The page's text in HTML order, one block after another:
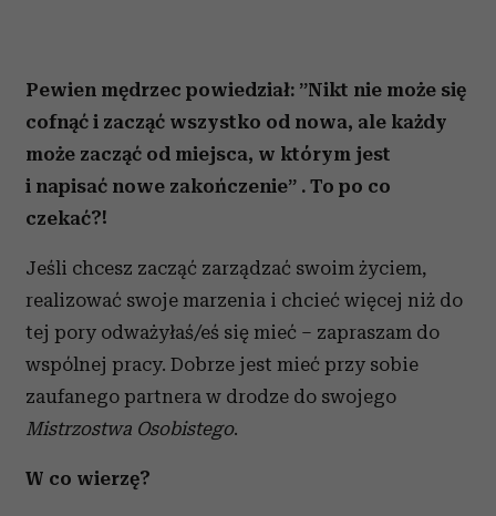
Pewien mędrzec powiedział: ”Nikt nie może się
cofnąć i zacząć wszystko od nowa, ale każdy
może zacząć od miejsca, w którym jest
i napisać nowe zakończenie” . To po co
czekać?!
Jeśli chcesz zacząć zarządzać swoim życiem,
realizować swoje marzenia i chcieć więcej niż do
tej pory odważyłaś/eś się mieć – zapraszam do
wspólnej pracy. Dobrze jest mieć przy sobie
zaufanego partnera w drodze do swojego
Mistrzostwa Osobistego.
W co wierzę?